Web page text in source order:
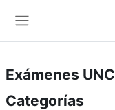
Exámenes UNC
Categorías